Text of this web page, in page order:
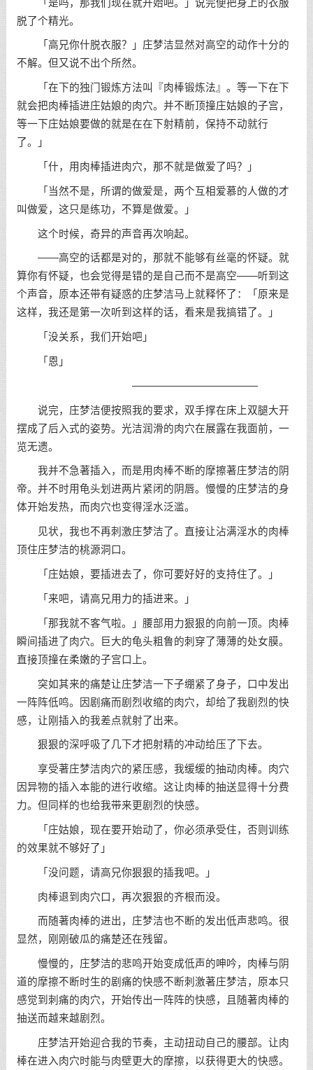
「是吗，那我们现在就开始吧。」说完便把身上的衣服
脱了个精光。
「高兄你什脱衣服？」庄梦洁显然对高空的动作十分的
不解。但又说不出个所然。
「在下的独门锻炼方法叫『肉棒锻炼法』。等一下在下
就会把肉棒插进庄姑娘的肉穴。并不断顶撞庄姑娘的子宫，
等一下庄姑娘要做的就是在在下射精前，保持不动就行
了。」
「什，用肉棒插进肉穴，那不就是做爱了吗？」
「当然不是，所谓的做爱是，两个互相爱慕的人做的才
叫做爱，这只是练功，不算是做爱。」
这个时候，奇异的声音再次响起。
——高空的话都是对的，那就不能够有丝毫的怀疑。就
算你有怀疑，也会觉得是错的是自己而不是高空——听到这
个声音，原本还带有疑惑的庄梦洁马上就释怀了：「原来是
这样，我还是第一次听到这样的话，看来是我搞错了。」
「没关系，我们开始吧」
「恩」
————————————
说完，庄梦洁便按照我的要求，双手撑在床上双腿大开
摆成了后入式的姿势。光洁润滑的肉穴在展露在我面前，一
览无遗。
我并不急著插入，而是用肉棒不断的摩擦著庄梦洁的阴
帝。并不时用龟头划进两片紧闭的阴唇。慢慢的庄梦洁的身
体开始发热，而肉穴也变得淫水泛滥。
见状，我也不再刺激庄梦洁了。直接让沾满淫水的肉棒
顶住庄梦洁的桃源洞口。
「庄姑娘，要插进去了，你可要好好的支持住了。」
「来吧，请高兄用力的插进来。」
「那我就不客气啦。」腰部用力狠狠的向前一顶。肉棒
瞬间插进了肉穴。巨大的龟头粗鲁的刺穿了薄薄的处女膜。
直接顶撞在柔嫩的子宫口上。
突如其来的痛楚让庄梦洁一下子绷紧了身子，口中发出
一阵阵低鸣。因剧痛而剧烈收缩的肉穴，却给了我剧烈的快
感，让刚插入的我差点就射了出来。
狠狠的深呼吸了几下才把射精的冲动给压了下去。
享受著庄梦洁肉穴的紧压感，我缓缓的抽动肉棒。肉穴
因异物的插入本能的进行收缩。这让肉棒的抽送显得十分费
力。但同样的也给我带来更剧烈的快感。
「庄姑娘，现在要开始动了，你必须承受住，否则训练
的效果就不够好了」
「没问题，请高兄你狠狠的插我吧。」
肉棒退到肉穴口，再次狠狠的齐根而没。
而随著肉棒的进出，庄梦洁也不断的发出低声悲鸣。很
显然，刚刚破瓜的痛楚还在残留。
慢慢的，庄梦洁的悲鸣开始变成低声的呻吟，肉棒与阴
道的摩擦不断时生的剧痛的快感不断刺激著庄梦洁，原本只
感觉到刺痛的肉穴，开始传出一阵阵的快感，且随著肉棒的
抽送而越来越剧烈。
庄梦洁开始迎合我的节奏，主动扭动自己的腰部。让肉
棒在进入肉穴时能与肉壁更大的摩擦，以获得更大的快感。